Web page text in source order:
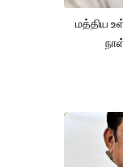
மத்திய